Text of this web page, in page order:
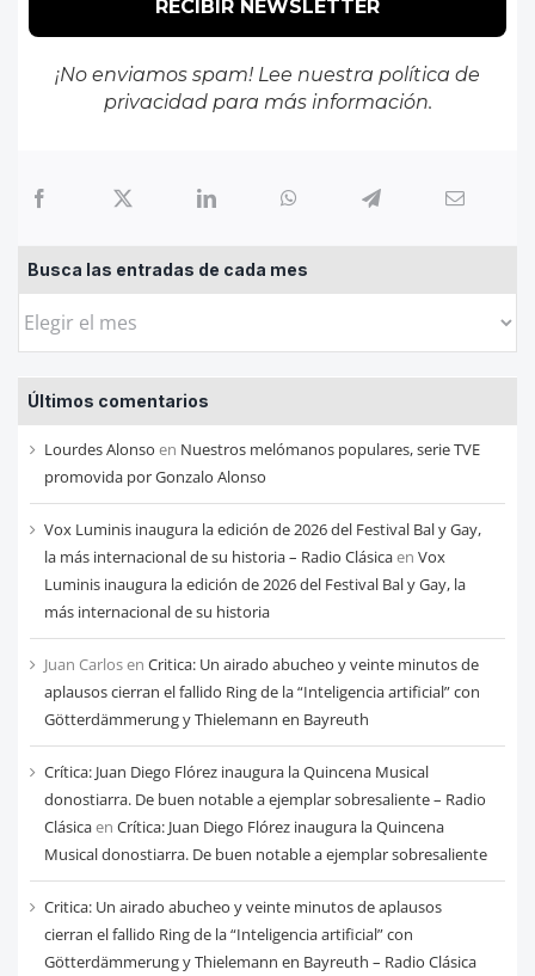
¡No enviamos spam! Lee nuestra política de
privacidadpara más información.
Busca las entradas de cada mes
Busca
entradas
de
cada
mes
Últimos comentarios
Lourdes Alonso en Nuestros melómanos populares, serie TVE
promovida por Gonzalo Alonso
Vox Luminis inaugura la edición de 2026 del Festival Bal y Gay,
la más internacional de su historia – Radio Clásicaen Vox
Luminis inaugura la edición de 2026 del Festival Bal y Gay, la
más internacional de su historia
Juan Carlosen Critica: Un airado abucheo y veinte minutos de
aplausos cierran el fallido Ring de la “Inteligencia artificial” con
Götterdämmerung y Thielemann en Bayreuth
Crítica: Juan Diego Flórez inaugura la Quincena Musical
donostiarra. De buen notable a ejemplar sobresaliente – Radio
Clásicaen Crítica: Juan Diego Flórez inaugura la Quincena
Musical donostiarra. De buen notable a ejemplar sobresaliente
Critica: Un airado abucheo y veinte minutos de aplausos
cierran el fallido Ring de la “Inteligencia artificial” con
Götterdämmerung y Thielemann en Bayreuth – Radio Clásica